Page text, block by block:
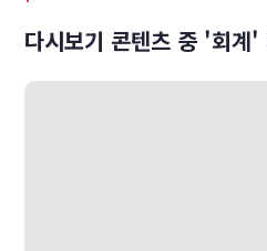
다시보기 콘텐츠 중 '회계'